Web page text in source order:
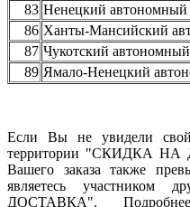
83 Ненецкий автономный
86 Ханты-Мансийский
87 Чукотский
89 Ямало-Ненецкий
Если Вы не увидели
территории "СКИДКА НА
Вашего заказа также
являетесь
ДОСТАВКА".